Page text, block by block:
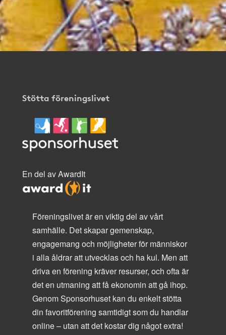
Stötta föreningslivet
En del av AwardIt
Föreningslivet är en viktig del av vårt
samhälle. Det skapar gemenskap,
engagemang och möjligheter för människor
i alla åldrar att utvecklas och ha kul. Men att
driva en förening kräver resurser, och ofta är
det en utmaning att få ekonomin att gå ihop.
Genom Sponsorhuset kan du enkelt stötta
din favoritförening samtidigt som du handlar
online – utan att det kostar dig något extra!